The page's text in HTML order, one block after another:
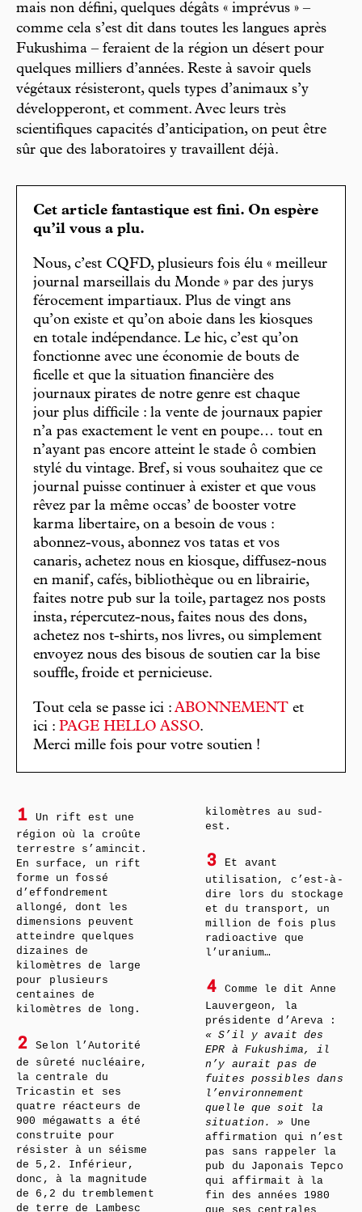
mais non défini, quelques dégâts « imprévus » –
comme cela s’est dit dans toutes les langues après
Fukushima – feraient de la région un désert pour
quelques milliers d’années. Reste à savoir quels
végétaux résisteront, quels types d’animaux s’y
développeront, et comment. Avec leurs très
scientifiques capacités d’anticipation, on peut être
sûr que des laboratoires y travaillent déjà.
Cet article fantastique est fini. On espère
qu’il vous a plu.
Nous, c’est CQFD, plusieurs fois élu « meilleur
journal marseillais du Monde » par des jurys
férocement impartiaux. Plus de vingt ans
qu’on existe et qu’on aboie dans les kiosques
en totale indépendance. Le hic, c’est qu’on
fonctionne avec une économie de bouts de
ficelle et que la situation financière des
journaux pirates de notre genre est chaque
jour plus difficile : la vente de journaux papier
n’a pas exactement le vent en poupe… tout en
n’ayant pas encore atteint le stade ô combien
stylé du vintage. Bref, si vous souhaitez que ce
journal puisse continuer à exister et que vous
rêvez par la même occas’ de booster votre
karma libertaire, on a besoin de vous :
abonnez-vous, abonnez vos tatas et vos
canaris, achetez nous en kiosque, diffusez-nous
en manif, cafés, bibliothèque ou en librairie,
faites notre pub sur la toile, partagez nos posts
insta, répercutez-nous, faites nous des dons,
achetez nos t-shirts, nos livres, ou simplement
envoyez nous des bisous de soutien car la bise
souffle, froide et pernicieuse.
Tout cela se passe ici : ABONNEMENT et
ici : PAGE HELLO ASSO.
Merci mille fois pour votre soutien !
1
Un rift est une
région où la croûte
terrestre s’amincit.
En surface, un rift
forme un fossé
d’effondrement
allongé, dont les
dimensions peuvent
atteindre quelques
dizaines de
kilomètres de large
pour plusieurs
centaines de
kilomètres de long.
2
Selon l’Autorité
de sûreté nucléaire,
la centrale du
Tricastin et ses
quatre réacteurs de
900 mégawatts a été
construite pour
résister à un séisme
de 5,2. Inférieur,
donc, à la magnitude
de 6,2 du tremblement
de terre de Lambesc
kilomètres au sud-
est.
3
Et avant
utilisation, c’est-à-
dire lors du stockage
et du transport, un
million de fois plus
radioactive que
l’uranium…
4
Comme le dit Anne
Lauvergeon, la
présidente d’Areva :
« S’il y avait des
EPR à Fukushima, il
n’y aurait pas de
fuites possibles dans
l’environnement
quelle que soit la
situation. »
Une
affirmation qui n’est
pas sans rappeler la
pub du Japonais Tepco
qui affirmait à la
fin des années 1980